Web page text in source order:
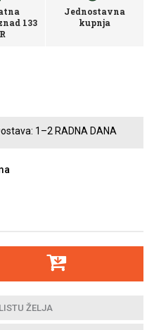
133
Jednostavna
kupnja
1–2 RADNA DANA
ŽELJA